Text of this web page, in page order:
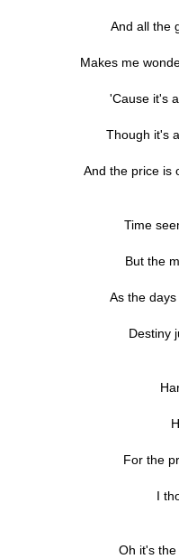
And all the
Makes me
'Cause it's
Though it's
And the price is
Time
But the
As the
Destiny
For the
I
Oh it's